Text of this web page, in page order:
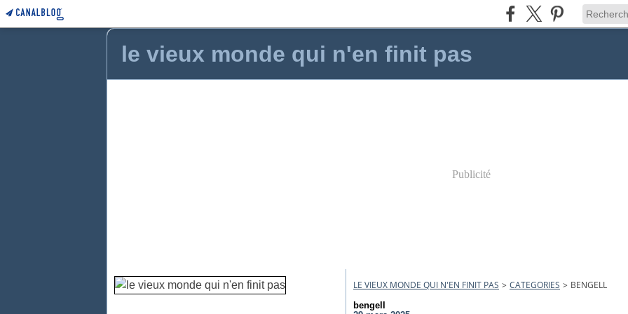
le vieux monde qui n'en finit pas
Publicité
LE VIEUX MONDE QUI N'EN FINIT PAS > CATEGORIES > BENGELL
bengell